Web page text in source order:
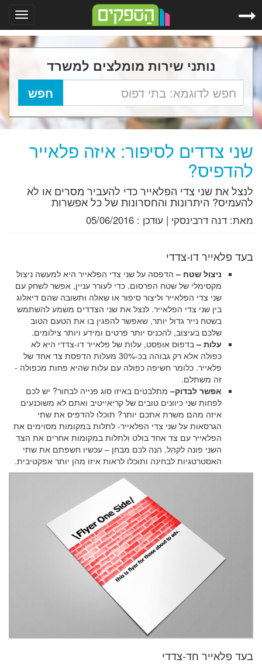
נותני שירות מומלצים למשרד
שני צדדים לסיפור: איזה פלאייר
להדפיס?
לנצל את שני צדי הפלאייר כדי להעביר מסרים או לא
להעמיס? היתרונות והחסרונות של כל אפשרות
מאת: דנה דרבינסקי | עודכן : 05/06/2016
בעד פלאייר דו-צדדי
ניצול שטח –הדפסה על שני צדי הפלאייר היא למעשה ניצול
מקסימלי של שטח הפרסום. כדי לעורר עניין, אפשר לשחק עם
שני צדי הפלאייר וליצור סיפור או שאלה ותשובה שהם דיאלוג
בין שני צדי הפלאייר. לנצל את שני הצדדים משמע להשתמש
בשטח נייר גדול יותר, שאפשר להפגין בו את הטעם הטוב
שלכם בעיצוב, להכניס יותר פרטים ומידע ויותר צילומים.
עלות –בדפוס אופסט, עלות של פלאייר דו-צדדי היא לא
כפולה אלא רק גבוהה בכ-30% מעלות הדפסת צד אחד של
פלאייר. כלומר חשיפה כפולה עם עלות שהיא פחות מכפולה -
זה משתלם.
אפשר לבדוק–מתלבטים באיזו סוג פנייה לבחור? יש לכם
לפחות שני כיוונים טובים של קריאייטיב ואתם לא משוכנעים
איזה מהם משרת אתכם יותר? תוכלו להדפיס את שתי
הגרסאות על שני צדי הפלאייר- לתלות במקומות מסוימים את
הפלאייר עם צד אחד בולט ולתלות במקומות אחרים את הצד
השני פונה לקהל. הנה לכם מבחן – עכשיו חשפתם את שתי
האסטרטגיות לבחינה ותוכלו לראות איזו מהן יותר אפקטיבית.
בעד פלאייר חד-צדדי